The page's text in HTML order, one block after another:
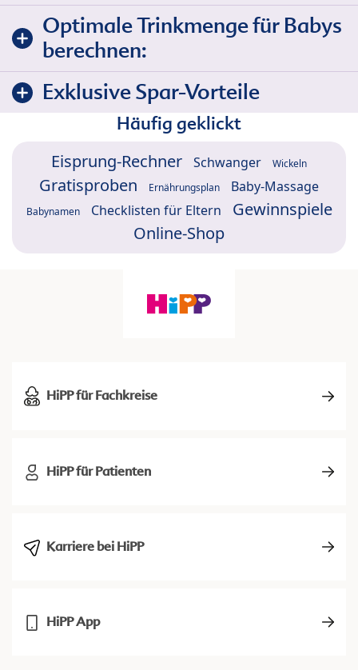
Optimale Trinkmenge für Babys
berechnen:
Exklusive Spar-Vorteile
Häufig geklickt
Eisprung-Rechner Schwanger Wickeln
Gratisproben Ernährungsplan Baby-Massage
Babynamen Checklisten für Eltern
Gewinnspiele
Online-Shop
HiPP für Fachkreise
HiPP für Patienten
Karriere bei HiPP
HiPP App